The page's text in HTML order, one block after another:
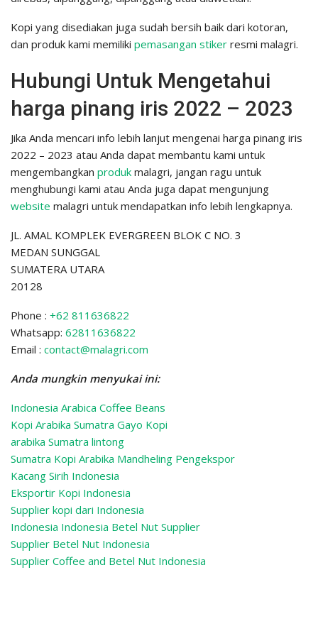
Kopi yang disediakan juga sudah bersih baik dari kotoran,
dan produk kami memiliki pemasangan stiker resmi malagri.
Hubungi Untuk Mengetahui
harga pinang iris 2022 – 2023
Jika Anda mencari info lebih lanjut mengenai harga pinang iris
2022 – 2023 atau Anda dapat membantu kami untuk
mengembangkan produk malagri, jangan ragu untuk
menghubungi kami atau Anda juga dapat mengunjung
website malagri untuk mendapatkan info lebih lengkapnya.
JL. AMAL KOMPLEK EVERGREEN BLOK C NO. 3
MEDAN SUNGGAL
SUMATERA UTARA
20128
Phone : +62 811636822
Whatsapp: 62811636822
Email : contact@malagri.com
Anda mungkin menyukai ini:
Indonesia Arabica Coffee Beans
Kopi Arabika Sumatra Gayo Kopi
arabika Sumatra lintong
Sumatra Kopi Arabika Mandheling Pengekspor
Kacang Sirih Indonesia
Eksportir Kopi Indonesia
Supplier kopi dari Indonesia
Indonesia Indonesia Betel Nut Supplier
Supplier Betel Nut Indonesia
Supplier Coffee and Betel Nut Indonesia